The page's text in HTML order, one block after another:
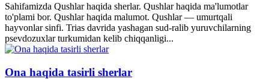
Sahifamizda Qushlar haqida sherlar. Qushlar haqida ma'lumotlar
to'plami bor. Qushlar haqida malumot. Qushlar — umurtqali
hayvonlar sinfi. Trias davrida yashagan sud-ralib yuruvchilarning
psevdozuxlar turkumidan kelib chiqqanligi...
Ona haqida tasirli sherlar